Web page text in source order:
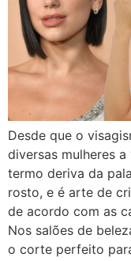
Desde que o
diversas mulheres
termo deriva da
rosto, e é arte de
de acordo com as
Nos salões de
o corte perfeito